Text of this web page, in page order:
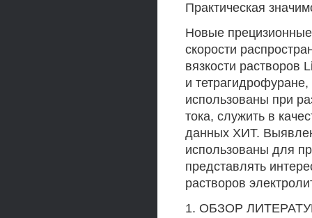
Практическая
Новые
скорости
вязкости растворов
и
использованы при
тока, служить в
данных ХИТ.
использованы для
представлять
растворов
1. ОБЗОР